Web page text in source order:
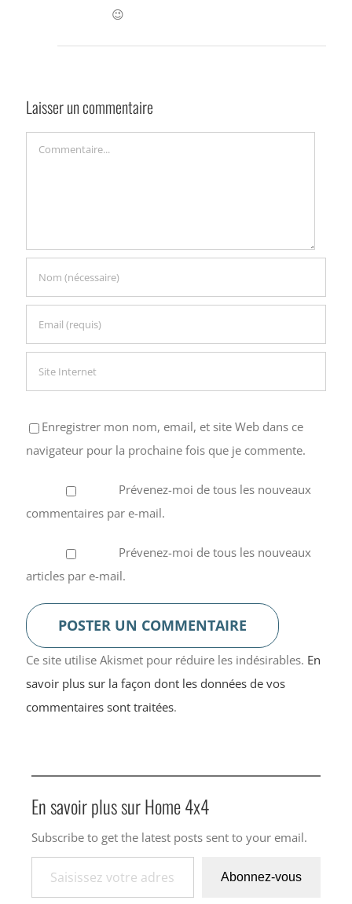
😉
Laisser un commentaire
Commentaire
Enregistrer mon nom, email, et site Web dans ce
navigateur pour la prochaine fois que je commente.
Prévenez-moi de tous les nouveaux
commentaires par e-mail.
Prévenez-moi de tous les nouveaux
articles par e-mail.
Ce site utilise Akismet pour réduire les indésirables. En
savoir plus sur la façon dont les données de vos
commentaires sont traitées.
En savoir plus sur Home 4x4
Subscribe to get the latest posts sent to your email.
Saisissez votre adresse e-mail…
Abonnez-vous